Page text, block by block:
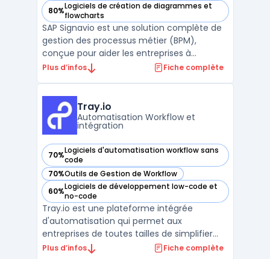
80%Logiciels de création de diagrammes et
flowcharts
— voir SAP Signavio dans cette catégorie
SAP Signavio est une solution complète de
gestion des processus métier (BPM),
conçue pour aider les entreprises à
cartographier, analyser et optimiser leurs
processus métier, permettant d’identifier
les inefficacités, de ...
Plus d’infos Fiche complète
Tray.io
Automatisation Workflow et
intégration
70%Logiciels d'automatisation workflow sans
code
— voir Tray.io dans cette catégorie
70%Outils de Gestion de Workflow
— voir Tray.io dans cette catégorie
60%Logiciels de développement low-code et
no-code
— voir Tray.io dans cette catégorie
Tray.io est une plateforme intégrée
d'automatisation qui permet aux
entreprises de toutes tailles de simplifier
leurs processus d'affaires grâce à une
Plus d’infos Fiche complète